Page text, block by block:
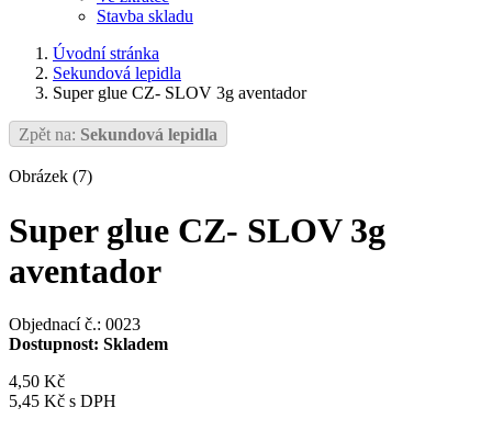
Stavba skladu
Úvodní stránka
Sekundová lepidla
Super glue CZ- SLOV 3g aventador
Zpět na: Sekundová lepidla
Obrázek (7)
Super glue CZ- SLOV 3g
aventador
Objednací č.: 0023
Dostupnost: Skladem
4,50 Kč
5,45 Kč s DPH